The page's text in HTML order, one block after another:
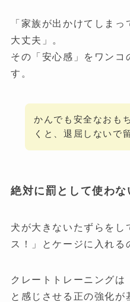
「家族が出かけてしま
大丈夫」。
その「安心感」をワンコ
す。
かんでも安全なおも
くと、退屈しないで
絶対に罰として使わな
犬が大きないたずらをし
ス！」とケージに入れる
クレートトレーニングは
と感じさせる正の強化が